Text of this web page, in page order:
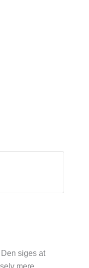
siges at
mere.